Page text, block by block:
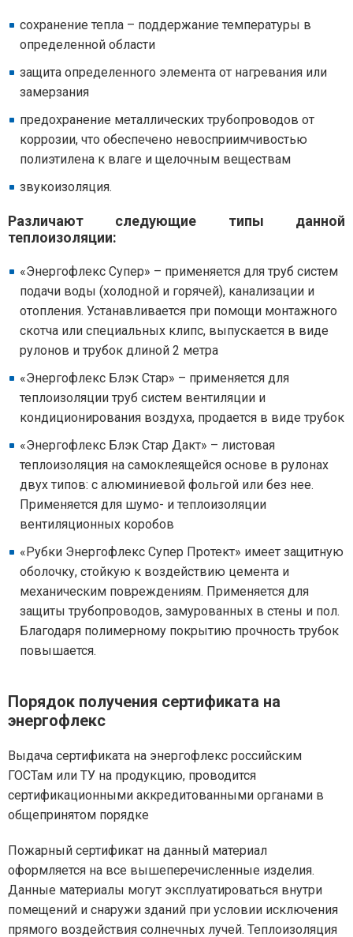
сохранение тепла – поддержание температуры в
определенной области
защита определенного элемента от нагревания или
замерзания
предохранение металлических трубопроводов от
коррозии, что обеспечено невосприимчивостью
полиэтилена к влаге и щелочным веществам
звукоизоляция.
Различают следующие типы данной
теплоизоляции:
«Энергофлекс Супер» – применяется для труб систем
подачи воды (холодной и горячей), канализации и
отопления. Устанавливается при помощи монтажного
скотча или специальных клипс, выпускается в виде
рулонов и трубок длиной 2 метра
«Энергофлекс Блэк Стар» – применяется для
теплоизоляции труб систем вентиляции и
кондиционирования воздуха, продается в виде трубок
«Энергофлекс Блэк Стар Дакт» – листовая
теплоизоляция на самоклеящейся основе в рулонах
двух типов: с алюминиевой фольгой или без нее.
Применяется для шумо- и теплоизоляции
вентиляционных коробов
«Рубки Энергофлекс Супер Протект» имеет защитную
оболочку, стойкую к воздействию цемента и
механическим повреждениям. Применяется для
защиты трубопроводов, замурованных в стены и пол.
Благодаря полимерному покрытию прочность трубок
повышается.
Порядок получения сертификата на
энергофлекс
Выдача сертификата на энергофлекс российским
ГОСТам или ТУ на продукцию, проводится
сертификационными аккредитованными органами в
общепринятом порядке
Пожарный сертификат на данный материал
оформляется на все вышеперечисленные изделия.
Данные материалы могут эксплуатироваться внутри
помещений и снаружи зданий при условии исключения
прямого воздействия солнечных лучей. Теплоизоляция